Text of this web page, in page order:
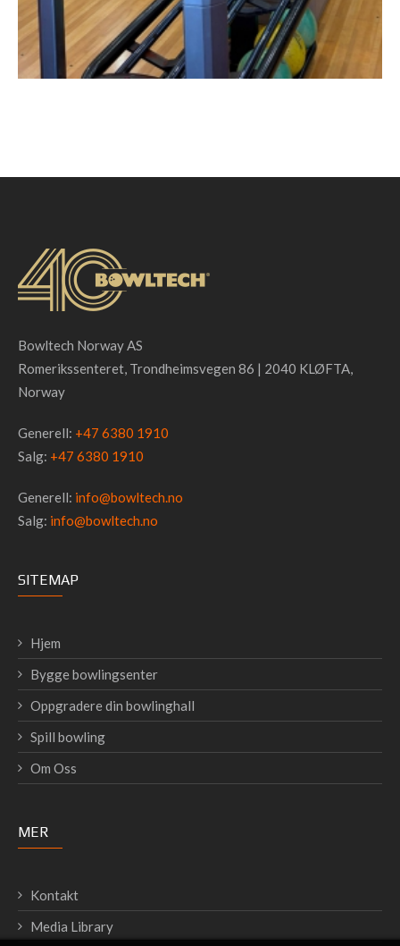
Bowltech Norway AS
Romerikssenteret, Trondheimsvegen 86 | 2040 KLØFTA,
Norway
Generell: +47 6380 1910
Salg: +47 6380 1910
Generell: info@bowltech.no
Salg: info@bowltech.no
SITEMAP
Hjem
Bygge bowlingsenter
Oppgradere din bowlinghall
Spill bowling
Om Oss
MER
Kontakt
Media Library